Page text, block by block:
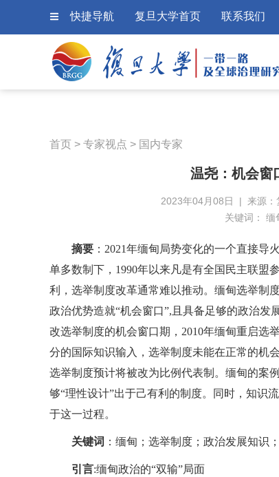
快捷导航 复旦大学首页 联系我们
首页 > 专家视点 > 国内专家
温尧：机会窗
2023年04月08日 | 来源：
关键词： 缅
摘要 ：2021年缅甸局势变化的一个直接
单多数制下，1990年以来凡是有全国民主联盟
利，选举制度改革通常难以推动。缅甸选举制
政治优势造就“机会窗口”,且具备足够的政治发
改选举制度的机会窗口期，2010年缅甸重启选
分的国际知识输入，选举制度未能在正常的机
选举制度预计将被改为比例代表制。缅甸的案
够“理性设计”出于己有利的制度。同时，知识
于这一过程。
关键词 ：缅甸；选举制度；政治发展知识
引言:缅甸政治的“双输”局面